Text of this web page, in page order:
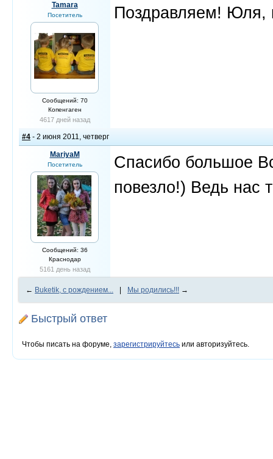
Tamara
Посетитель
Сообщений: 70
Копенгаген
4617 дней назад
Поздравляем! Юля,
#4 - 2 июня 2011, четверг
MariyaM
Посетитель
Сообщений: 36
Краснодар
5161 день назад
Спасибо большое
повезло!) Ведь нас
← Buketik, с рождением... Мы родились!!! →
Быстрый ответ
Чтобы писать на форуме, зарегистрируйтесь или авторизуйтесь.